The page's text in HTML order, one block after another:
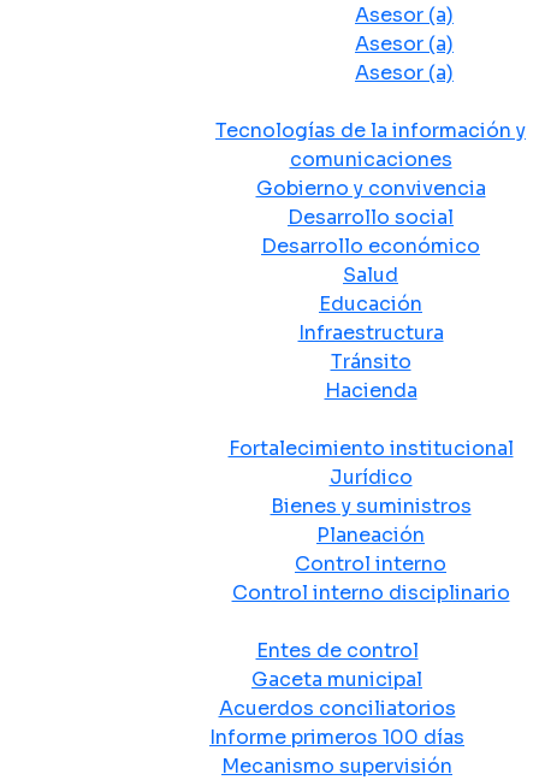
Asesor (a)
Asesor (a)
Asesor (a)
Tecnologías de la información y
comunicaciones
Gobierno y convivencia
Desarrollo social
Desarrollo económico
Salud
Educación
Infraestructura
Tránsito
Hacienda
Fortalecimiento institucional
Jurídico
Bienes y suministros
Planeación
Control interno
Control interno disciplinario
Entes de control
Gaceta municipal
Acuerdos conciliatorios
Informe primeros 100 días
Mecanismo supervisión